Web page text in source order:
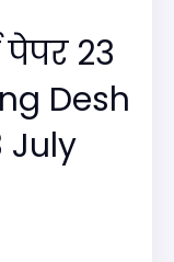
23
Desh
July